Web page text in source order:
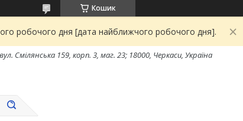
Кошик
робочого дня [дата найближчого робочого дня].
вул. Смілянська 159, корп. 3, маг. 23; 18000, Черкаси, Україна